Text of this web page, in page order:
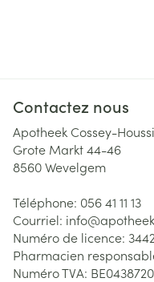
Contactez nous
Apotheek Cossey-
Grote Markt 44-46
8560Wevelgem
Téléphone: 056 41 11 13
Courriel: info@
Numéro de licence:
Pharmacien
Numéro TVA: